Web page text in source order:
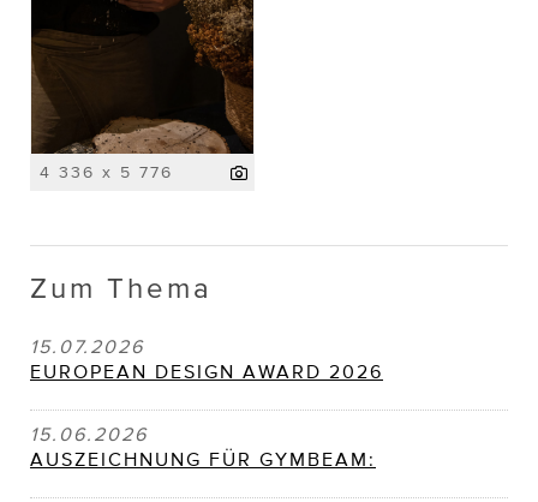
4 336 x 5 776
Zum Thema
15.07.2026
EUROPEAN DESIGN AWARD 2026
15.06.2026
AUSZEICHNUNG FÜR GYMBEAM: